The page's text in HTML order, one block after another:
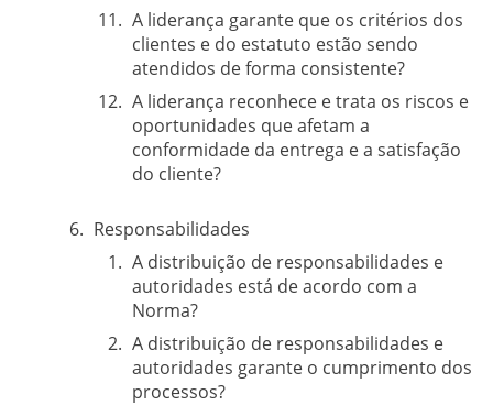
A liderança garante que os critérios dos
clientes e do estatuto estão sendo
atendidos de forma consistente?
A liderança reconhece e trata os riscos e
oportunidades que afetam a
conformidade da entrega e a satisfação
do cliente?
Responsabilidades
A distribuição de responsabilidades e
autoridades está de acordo com a
Norma?
A distribuição de responsabilidades e
autoridades garante o cumprimento dos
processos?